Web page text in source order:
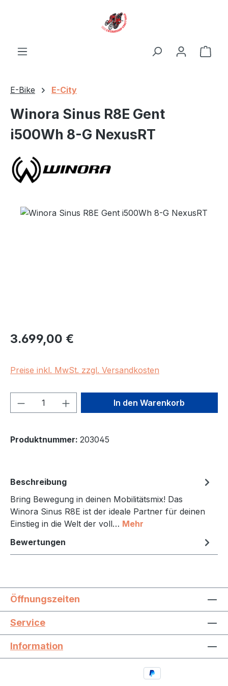
E-Bike E-City
Winora Sinus R8E Gent
i500Wh 8-G NexusRT
Bildergalerie überspringen
Regulärer Preis:
3.699,00 €
Preise inkl. MwSt. zzgl. Versandkosten
Produkt Anzahl: Gib denIn den Warenkorb
Produktnummer: 203045
Beschreibung
Bring Bewegung in deinen Mobilitätsmix! Das
Winora Sinus R8E ist der ideale Partner für deinen
Einstieg in die Welt der voll… Mehr
Bewertungen
Öffnungszeiten
Service
Information